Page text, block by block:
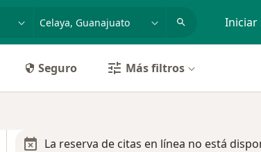
o nombre Iniciar
Seguro Más filtros
La reserva de citas en línea no está